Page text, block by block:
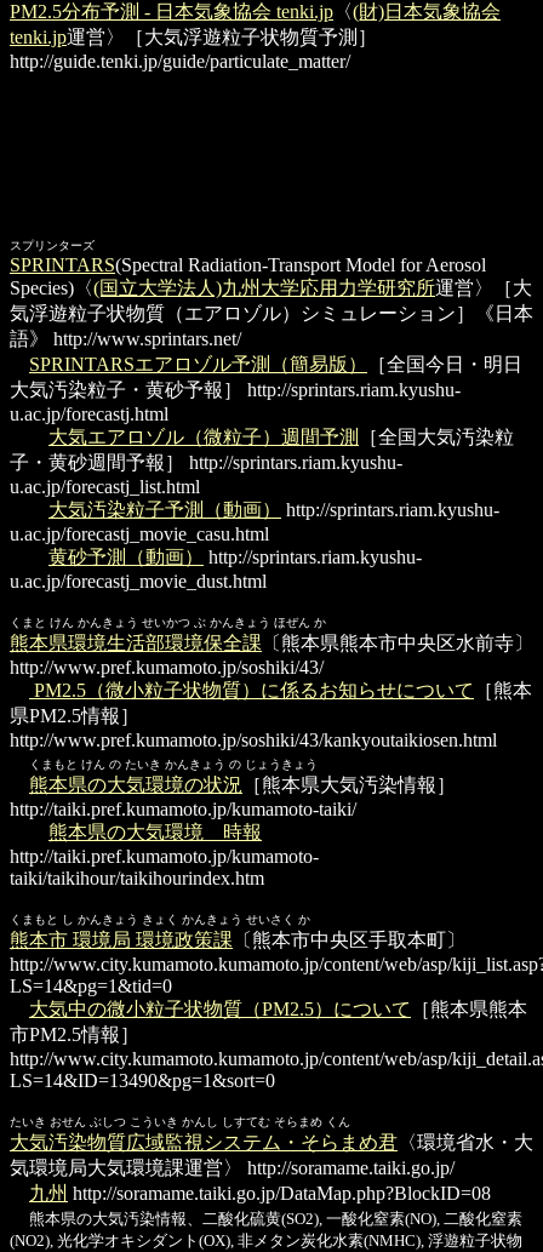
PM2.5分布予測 - 日本気象協会 tenki.jp 〈(財)日本気象協会
tenki.jp運営〉［大気浮遊粒子状物質予測］
http://guide.tenki.jp/guide/particulate_matter/
スプリンターズ
SPRINTARS(Spectral Radiation-Transport Model for Aerosol
Species)〈(国立大学法人)九州大学応用力学研究所運営〉［大
気浮遊粒子状物質（エアロゾル）シミュレーション］《日本
語》
http://www.sprintars.net/
SPRINTARSエアロゾル予測（簡易版）
［全国今日・明日
大気汚染粒子・黄砂予報］
http://sprintars.riam.kyushu-
u.ac.jp/forecastj.html
大気エアロゾル（微粒子）週間予測
［全国大気汚染粒
子・黄砂週間予報］
http://sprintars.riam.kyushu-
u.ac.jp/forecastj_list.html
大気汚染粒子予測（動画）
http://sprintars.riam.kyushu-
u.ac.jp/forecastj_movie_casu.html
黄砂予測（動画）
http://sprintars.riam.kyushu-
u.ac.jp/forecastj_movie_dust.html
くまと けん かんきょう せいかつ ぶ かんきょう ほぜん か
熊本県環境生活部環境保全課 〔熊本県熊本市中央区水前寺〕
http://www.pref.kumamoto.jp/soshiki/43/
PM2.5（微小粒子状物質）に係るお知らせについて
［熊本
県PM2.5情報］
http://www.pref.kumamoto.jp/soshiki/43/kankyoutaikiosen.html
くまもと けん の たいき かんきょう の じょうきょう
熊本県の大気環境の状況 ［熊本県大気汚染情報］
http://taiki.pref.kumamoto.jp/kumamoto-taiki/
熊本県の大気環境 時報
http://taiki.pref.kumamoto.jp/kumamoto-
taiki/taikihour/taikihourindex.htm
くまもと し かんきょう きょく かんきょう せいさく か
熊本市 環境局 環境政策課 〔熊本市中央区手取本町〕
http://www.city.kumamoto.kumamoto.jp/content/web/asp/
LS=14&pg=1&tid=0
大気中の微小粒子状物質（PM2.5）について
［熊本県熊本
市PM2.5情報］
http://www.city.kumamoto.kumamoto.jp/content/web/asp/
LS=14&ID=13490&pg=1&sort=0
たいき おせん ぶしつ こういき かんし しすてむ そらまめ くん
大気汚染物質広域監視システム・そらまめ君 〈環境省水・大
気環境局大気環境課運営〉
http://soramame.taiki.go.jp/
九州 http://soramame.taiki.go.jp/DataMap.php?BlockID=08
熊本県の大気汚染情報、二酸化硫黄(SO2), 一酸化窒素(NO), 二酸化窒素
(NO2), 光化学オキシダント(OX), 非メタン炭化水素(NMHC), 浮遊粒子状物